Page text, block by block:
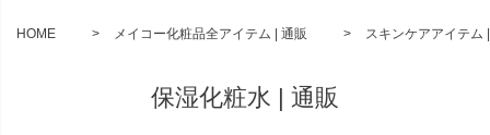
HOME メイコー化粧品全アイテム | 通販 スキンケアアイテム
保湿化粧水 | 通販